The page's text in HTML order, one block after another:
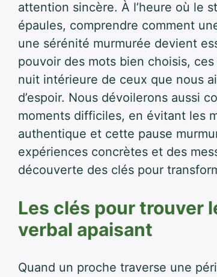
attention sincère. À l’heure où le
épaules, comprendre comment
une sérénité murmurée devient
pouvoir des mots bien choisis,
nuit intérieure de ceux que nous
d’espoir. Nous dévoilerons aussi
moments difficiles, en évitant les
authentique et cette pause
expériences concrètes et des
découverte des clés pour
Les clés pour trouver
verbal apaisant
Quand un proche traverse une